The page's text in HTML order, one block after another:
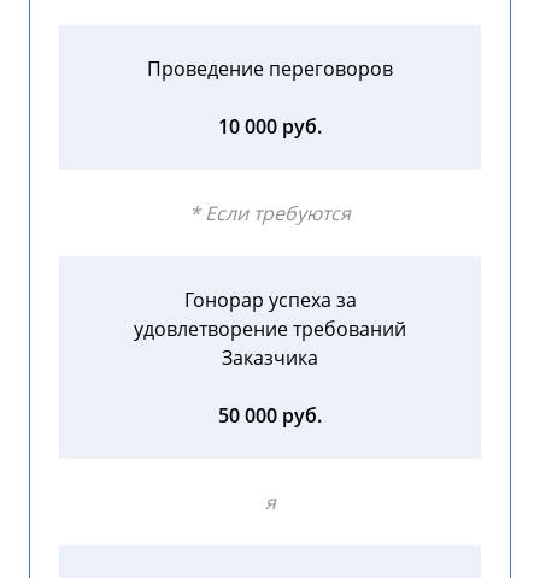
Проведение переговоров
10 000 руб.
* Если требуются
Гонорар успеха за
удовлетворение требований
Заказчика
50 000 руб.
я